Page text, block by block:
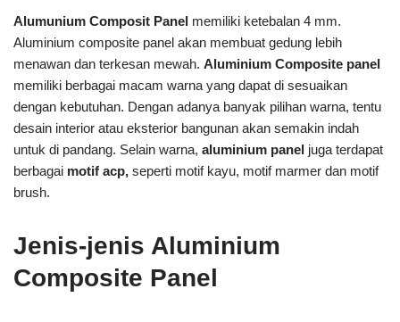
Alumunium Composit Panel memiliki ketebalan 4 mm.
Aluminium composite panel akan membuat gedung lebih
menawan dan terkesan mewah. Aluminium Composite panel
memiliki berbagai macam warna yang dapat di sesuaikan
dengan kebutuhan. Dengan adanya banyak pilihan warna, tentu
desain interior atau eksterior bangunan akan semakin indah
untuk di pandang. Selain warna, aluminium panel juga terdapat
berbagai motif acp, seperti motif kayu, motif marmer dan motif
brush.
Jenis-jenis Aluminium
Composite Panel